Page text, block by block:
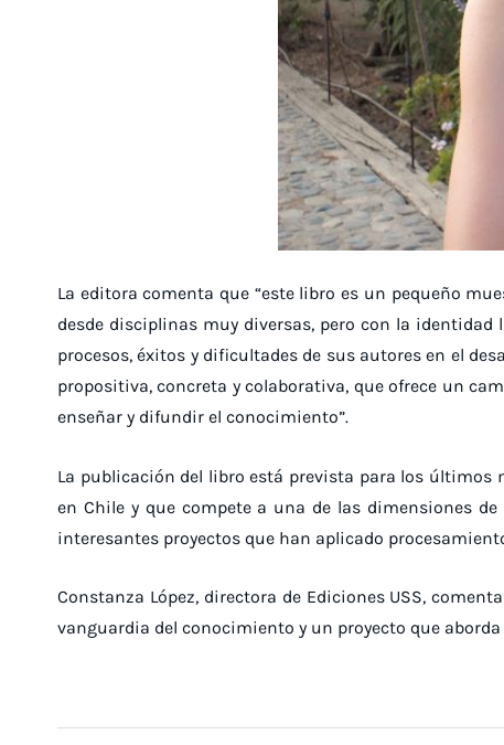
La editora comenta que “este libro es un pequeño
desde disciplinas muy diversas, pero con la
procesos, éxitos y dificultades de sus autores en el
propositiva, concreta y colaborativa, que ofrece un
enseñar y difundir el conocimiento”.
La publicación del libro está prevista para los últimos
en Chile y que compete a una de las dimensiones
interesantes proyectos que han aplicado
Constanza López, directora de Ediciones USS,
vanguardia del conocimiento y un proyecto que